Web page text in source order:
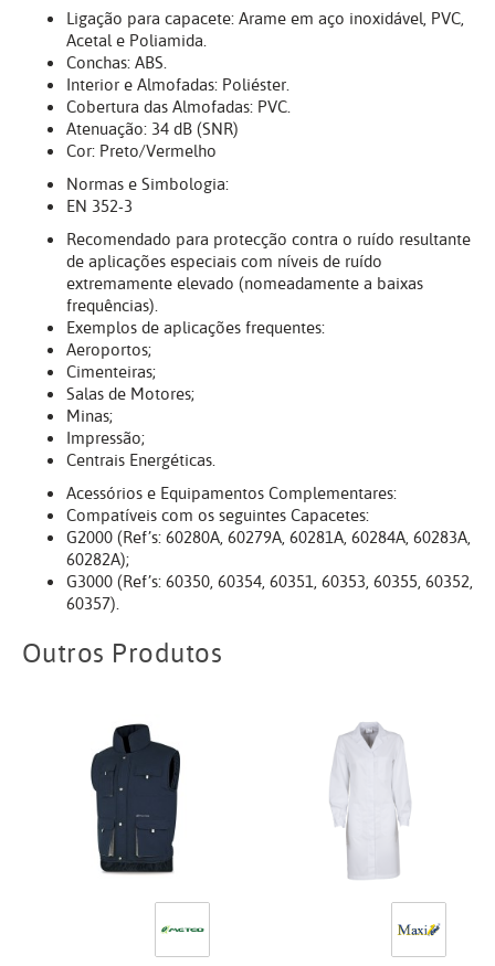
Ligação para capacete: Arame em aço inoxidável, PVC,
Acetal e Poliamida.
Conchas: ABS.
Interior e Almofadas: Poliéster.
Cobertura das Almofadas: PVC.
Atenuação: 34 dB (SNR)
Cor: Preto/Vermelho
Normas e Simbologia:
EN 352-3
Recomendado para protecção contra o ruído resultante
de aplicações especiais com níveis de ruído
extremamente elevado (nomeadamente a baixas
frequências).
Exemplos de aplicações frequentes:
Aeroportos;
Cimenteiras;
Salas de Motores;
Minas;
Impressão;
Centrais Energéticas.
Acessórios e Equipamentos Complementares:
Compatíveis com os seguintes Capacetes:
G2000 (Ref’s: 60280A, 60279A, 60281A, 60284A, 60283A,
60282A);
G3000 (Ref’s: 60350, 60354, 60351, 60353, 60355, 60352,
60357).
Outros Produtos